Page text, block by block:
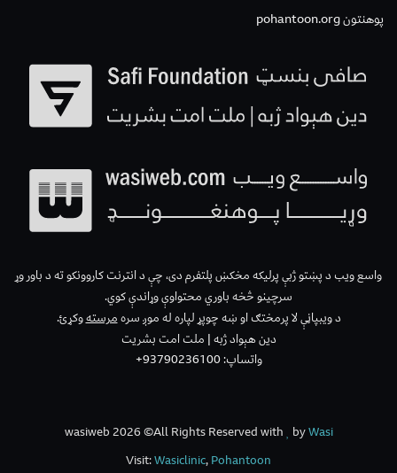
پوهنتون pohantoon.org
واسع ویب د پښتو ژبې پرلیکه مخکښ پلتفرم دی، چې د انترنت کاروونکو ته د باور وړ
سرچینو څخه باوري محتواوې وړاندې کوي.
د ویبپاڼې لا پرمختګ او ښه چوپړ لپاره له موږ سرهمرستهوکړئ.
دین هېواد ژبه | ملت امت بشریت
واتساپ: 93790236100+
wasiweb 2026 ©All Rights Reserved with byWasi
Visit:Wasiclinic,Pohantoon